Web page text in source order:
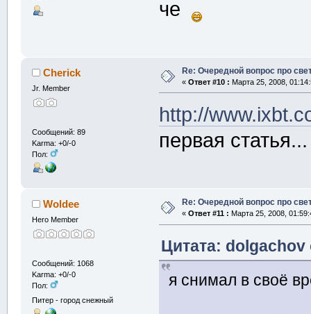
че
Cherick
Jr. Member
Сообщений: 89
Karma: +0/-0
Пол:
Re: Очередной вопрос про
« Ответ #10 : Марта 25, 2008,
http://
первая статья...
Woldee
Hero Member
Сообщений: 1068
Karma: +0/-0
Пол:
Питер - город снежный
Re: Очередной вопрос про
« Ответ #11 : Марта 25, 2008,
Цитата: dolgachov
я снимал в своё